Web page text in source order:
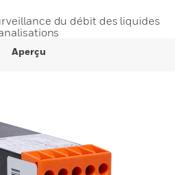
du débit des liquides
Aperçu